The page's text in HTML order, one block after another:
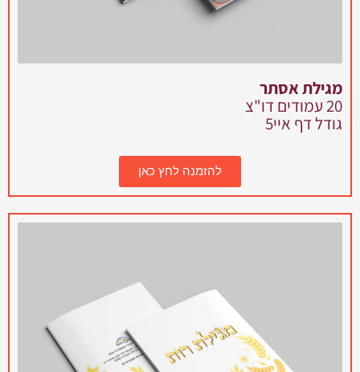
מגילת אסתר
20 עמודים דו"צ
גודל דף איי5
להזמנה לחץ כאן